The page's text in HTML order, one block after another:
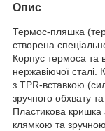
Опис
Термос-пляшка
створена
Корпус термоса та
нержавіючої
з TPR-вставкою
зручного обхвату
Пластикова
клямкою та